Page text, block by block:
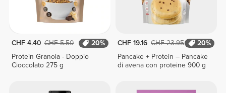
CHF 4.40 CHF 5.50
20%
Protein Granola - Doppio
Cioccolato 275 g
CHF 19.16 CHF 23.95
20%
Pancake + Protein – Pancake
di avena con proteine 900 g